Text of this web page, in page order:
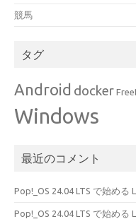
競馬
タグ
Android docker
Windows
最近のコメント
Pop!_OS 24.04 LTS で始める
Pop!_OS 24.04 LTS で始める